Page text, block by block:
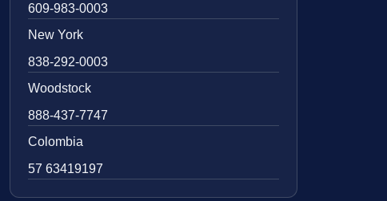
609-983-0003
New York
838-292-0003
Woodstock
888-437-7747
Colombia
57 63419197